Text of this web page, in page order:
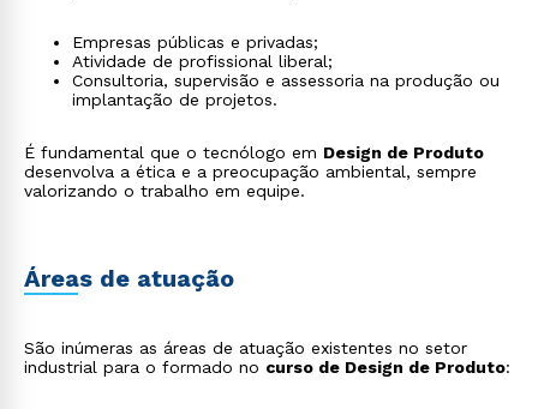
Empresas públicas e privadas;
Atividade de profissional liberal;
Consultoria, supervisão e assessoria na produção ou
implantação de projetos.
É fundamental que o tecnólogo em Design de Produto
desenvolva a ética e a preocupação ambiental, sempre
valorizando o trabalho em equipe.
Áreas de atuação
São inúmeras as áreas de atuação existentes no setor
industrial para o formado no curso de Design de Produto: